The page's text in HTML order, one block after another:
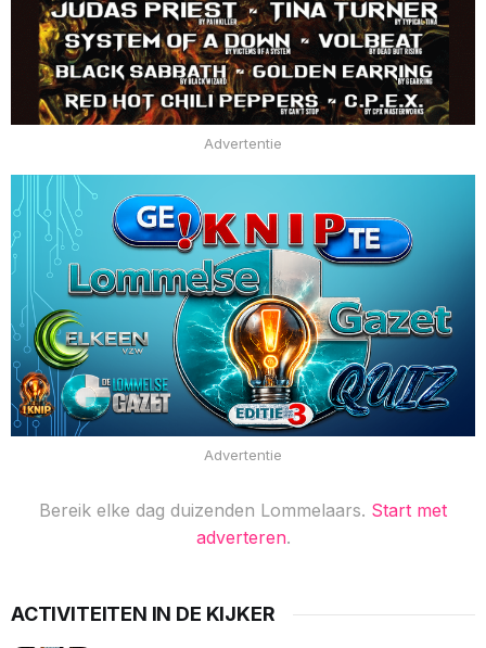
Advertentie
Advertentie
Bereik elke dag duizenden Lommelaars. Start met
adverteren.
ACTIVITEITEN IN DE KIJKER